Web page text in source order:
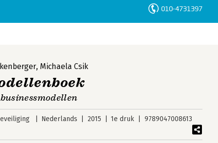
010-4731397
, Michaela Csik
Nederlands 2015 1e druk 9789047008613
Personen